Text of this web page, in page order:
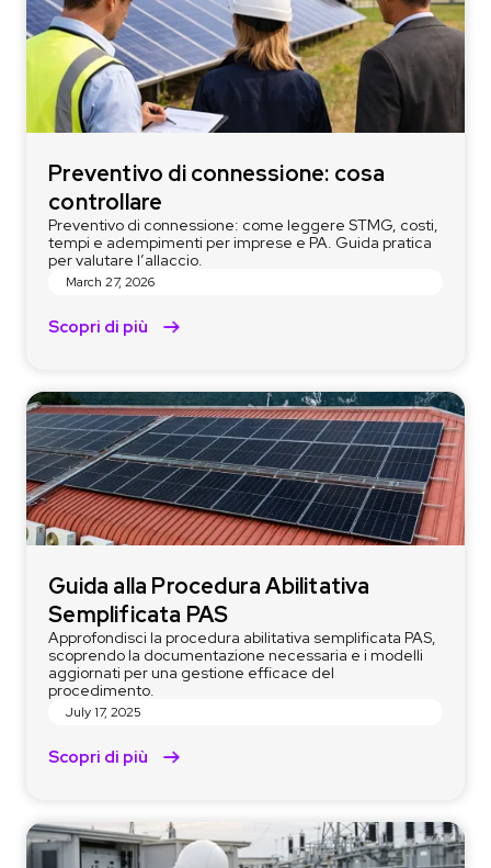
Preventivo di connessione: cosa
controllare
Preventivo di connessione: come leggere STMG, costi,
tempi e adempimenti per imprese e PA. Guida pratica
per valutare l’allaccio.
March 27, 2026
Scopri di più
Guida alla Procedura Abilitativa
Semplificata PAS
Approfondisci la procedura abilitativa semplificata PAS,
scoprendo la documentazione necessaria e i modelli
aggiornati per una gestione efficace del
procedimento.
July 17, 2025
Scopri di più